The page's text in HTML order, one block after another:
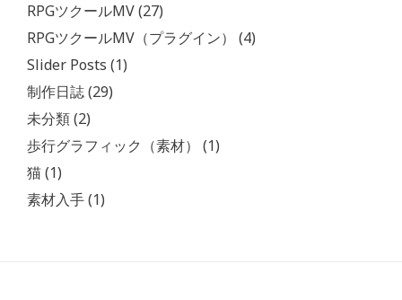
RPGツクールMV(27)
RPGツクールMV（プラグイン）
(4)
Slider Posts (1)
制作日誌(29)
未分類(2)
歩行グラフィック（素材）
(1)
猫(1)
素材入手(1)